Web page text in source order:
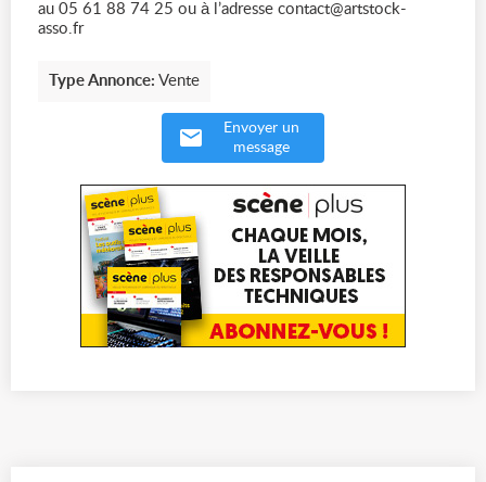
au 05 61 88 74 25 ou à l’adresse contact@artstock-
asso.fr
Type Annonce: Vente
Envoyer un
message